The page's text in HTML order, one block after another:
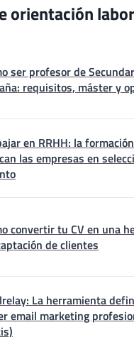
orientación
ser profesor de
requisitos, máster y
en RRHH: la
las empresas en
convertir tu CV en una
de clientes
La herramienta
email marketing